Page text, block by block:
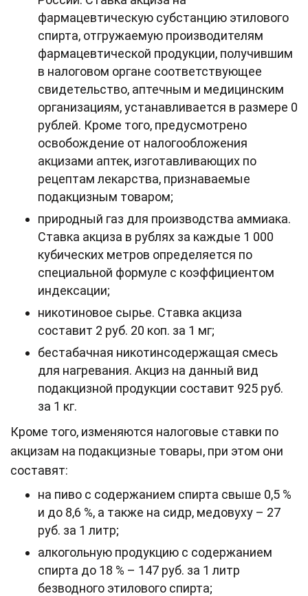
фармацевтическую субстанцию этилового
спирта, отгружаемую производителям
фармацевтической продукции, получившим
в налоговом органе соответствующее
свидетельство, аптечным и медицинским
организациям, устанавливается в размере 0
рублей. Кроме того, предусмотрено
освобождение от налогообложения
акцизами аптек, изготавливающих по
рецептам лекарства, признаваемые
подакцизным товаром;
природный газ для производства аммиака.
Ставка акциза в рублях за каждые 1 000
кубических метров определяется по
специальной формуле с коэффициентом
индексации;
никотиновое сырье. Ставка акциза
составит 2 руб. 20 коп. за 1 мг;
бестабачная никотинсодержащая смесь
для нагревания. Акциз на данный вид
подакцизной продукции составит 925 руб.
за 1 кг.
Кроме того, изменяются налоговые ставки по
акцизам на подакцизные товары, при этом они
составят:
на пиво с содержанием спирта свыше 0,5 %
и до 8,6 %, а также на сидр, медовуху – 27
руб. за 1 литр;
алкогольную продукцию с содержанием
спирта до 18 % – 147 руб. за 1 литр
безводного этилового спирта;